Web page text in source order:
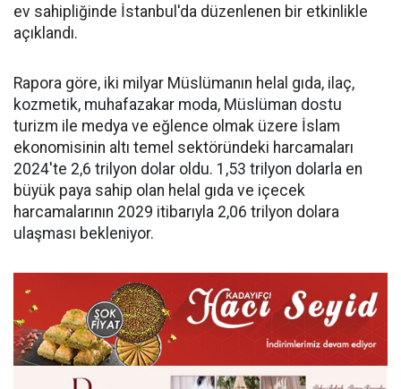
ev sahipliğinde İstanbul'da düzenlenen bir etkinlikle
açıklandı.
Rapora göre, iki milyar Müslümanın helal gıda, ilaç,
kozmetik, muhafazakar moda, Müslüman dostu
turizm ile medya ve eğlence olmak üzere İslam
ekonomisinin altı temel sektöründeki harcamaları
2024'te 2,6 trilyon dolar oldu. 1,53 trilyon dolarla en
büyük paya sahip olan helal gıda ve içecek
harcamalarının 2029 itibarıyla 2,06 trilyon dolara
ulaşması bekleniyor.